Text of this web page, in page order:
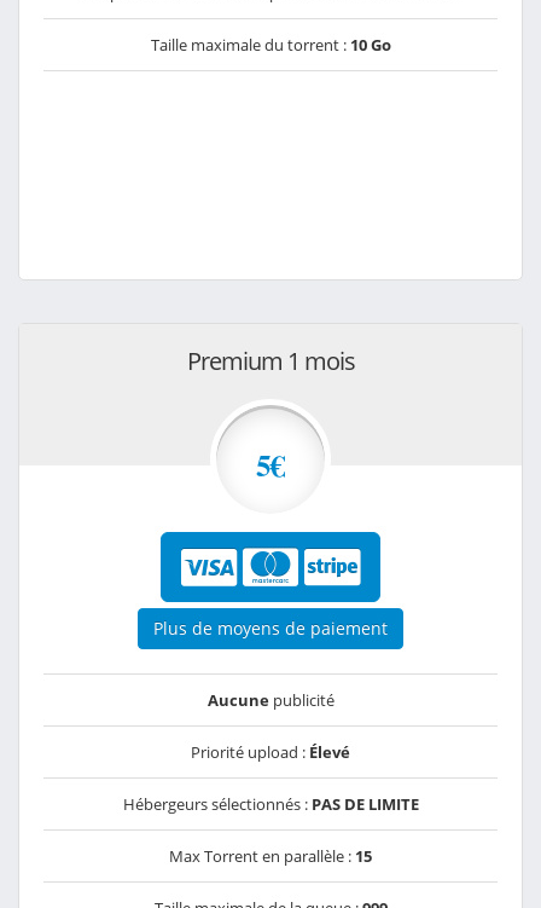
Taille maximale du torrent : 10 Go
Premium 1 mois
5€
Plus de moyens de paiement
Aucunepublicité
Priorité upload : Élevé
Hébergeurs sélectionnés : PAS DE LIMITE
Max Torrent en parallèle : 15